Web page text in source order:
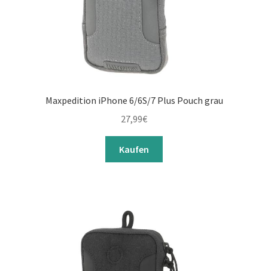
Maxpedition iPhone 6/6S/7 Plus Pouch grau
27,99€
Kaufen